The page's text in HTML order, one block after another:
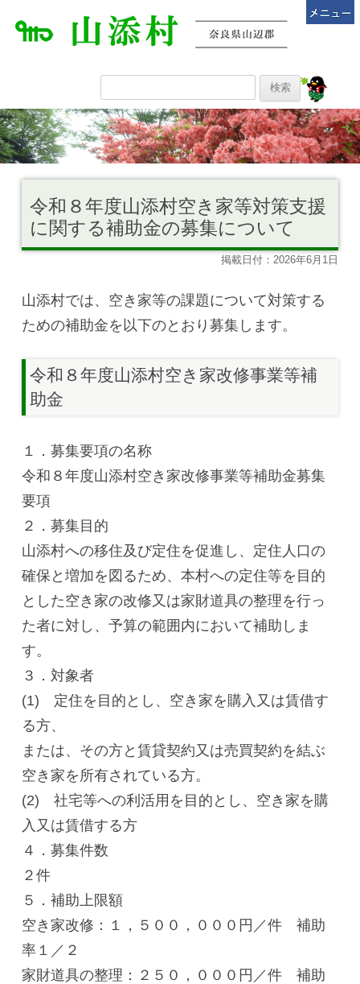
令和８年度山添村空き家等対策支援
に関する補助金の募集について
掲載日付：2026年6月1日
山添村では、空き家等の課題について対策する
ための補助金を以下のとおり募集します。
令和８年度山添村空き家改修事業等補
助金
１．募集要項の名称
令和８年度山添村空き家改修事業等補助金募集
要項
２．募集目的
山添村への移住及び定住を促進し、定住人口の
確保と増加を図るため、本村への定住等を目的
とした空き家の改修又は家財道具の整理を行っ
た者に対し、予算の範囲内において補助しま
す。
３．対象者
(1) 定住を目的とし、空き家を購入又は賃借す
る方、
または、その方と賃貸契約又は売買契約を結ぶ
空き家を所有されている方。
(2) 社宅等への利活用を目的とし、空き家を購
入又は賃借する方
４．募集件数
２件
５．補助上限額
空き家改修：１，５００，０００円／件 補助
率１／２
家財道具の整理：２５０，０００円／件 補助